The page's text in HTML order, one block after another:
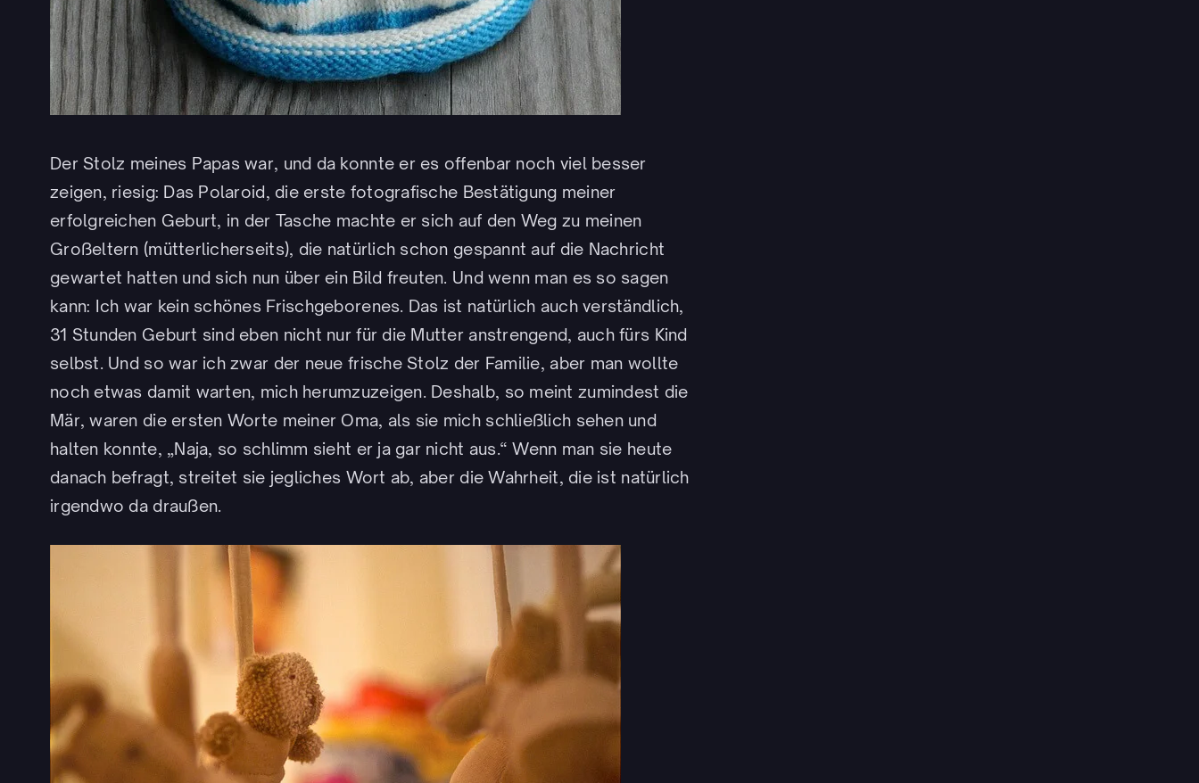
Der Stolz meines Papas war, und da konnte er es offenbar noch viel besser
zeigen, riesig: Das Polaroid, die erste fotografische Bestätigung meiner
erfolgreichen Geburt, in der Tasche machte er sich auf den Weg zu meinen
Großeltern (mütterlicherseits), die natürlich schon gespannt auf die Nachricht
gewartet hatten und sich nun über ein Bild freuten. Und wenn man es so sagen
kann: Ich war kein schönes Frischgeborenes. Das ist natürlich auch verständlich,
31 Stunden Geburt sind eben nicht nur für die Mutter anstrengend, auch fürs Kind
selbst. Und so war ich zwar der neue frische Stolz der Familie, aber man wollte
noch etwas damit warten, mich herumzuzeigen. Deshalb, so meint zumindest die
Mär, waren die ersten Worte meiner Oma, als sie mich schließlich sehen und
halten konnte, „Naja, so schlimm sieht er ja gar nicht aus.“ Wenn man sie heute
danach befragt, streitet sie jegliches Wort ab, aber die Wahrheit, die ist natürlich
irgendwo da draußen.